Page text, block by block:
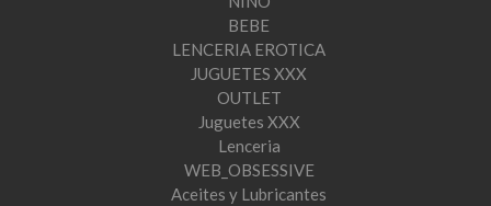
BEBE
LENCERIA EROTICA
JUGUETES XXX
OUTLET
Juguetes XXX
Lenceria
WEB_OBSESSIVE
Aceites y Lubricantes